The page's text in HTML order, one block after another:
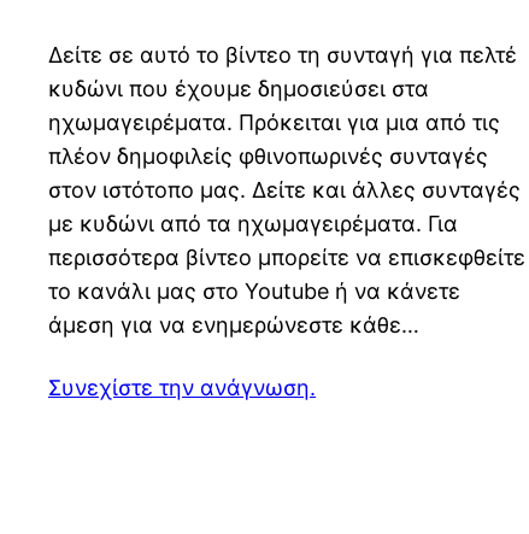
Δείτε σε αυτό το βίντεο τη συνταγή για πελτέ
κυδώνι που έχουμε δημοσιεύσει στα
ηχωμαγειρέματα. Πρόκειται για μια από τις
πλέον δημοφιλείς φθινοπωρινές συνταγές
στον ιστότοπο μας. Δείτε και άλλες συνταγές
με κυδώνι από τα ηχωμαγειρέματα. Για
περισσότερα βίντεο μπορείτε να επισκεφθείτε
το κανάλι μας στο Youtube ή να κάνετε
άμεση για να ενημερώνεστε κάθε…
Συνεχίστε την ανάγνωση.